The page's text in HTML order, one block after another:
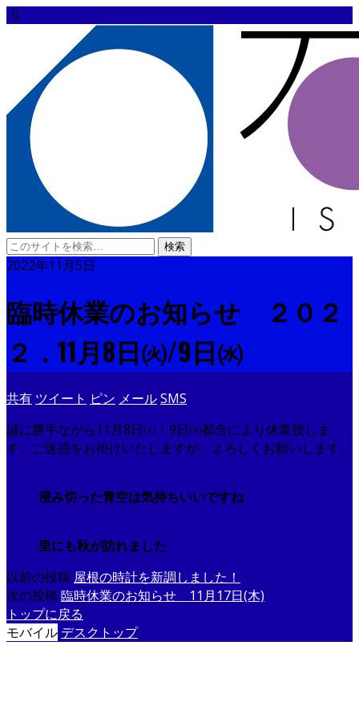
2022年11月5日
臨時休業のお知らせ ２０２
２．11月8日㈫/9日㈬
共有 ツイート ピン メールSMS
誠に勝手ながら11月8日㈫・9日㈬都合により休業致しま
す。ご迷惑をお掛けいたしますが、よろしくお願いします。
澄み切った青空は気持ちいいですね
里にも秋が訪れました
以前の投稿 屋根の時計を新調しました！
次の投稿臨時休業のお知らせ 11月17日(木)
トップに戻る
モバイル デスクトップ